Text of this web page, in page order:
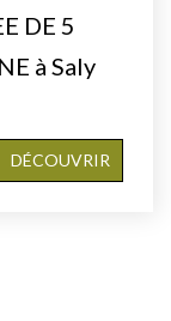
DE 5
à Saly
DÉCOUVRIR